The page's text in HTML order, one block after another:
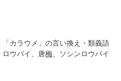
「カラウメ 」の言い換え・類義語
ロウバイ
唐梅 ソシンロウバイ